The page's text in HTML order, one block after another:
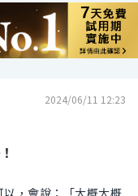
2024/06/11 12:23